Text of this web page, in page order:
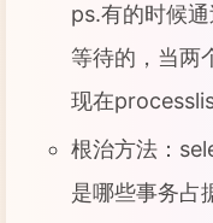
ps.有的时候
等待的，当两
现在
根治方法：
是哪些事务占